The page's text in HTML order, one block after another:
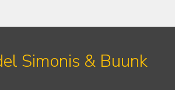
Simonis & Buunk